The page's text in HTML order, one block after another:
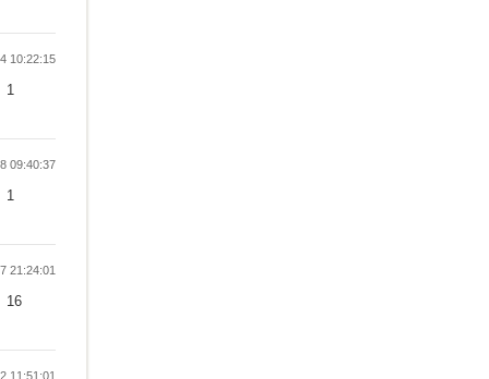
10:22:15
1
09:40:37
1
21:24:01
16
11:51:01